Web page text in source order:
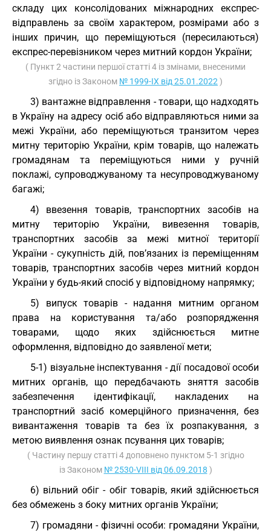
складу цих консолідованих міжнародних експрес-
відправлень за своїм характером, розмірами або з
інших причин, що переміщуються (пересилаються)
експрес-перевізником через митний кордон України;
( Пункт 2 частини першої статті 4 із змінами, внесеними
згідно із Законом № 1999-IX від 25.01.2022 )
3) вантажне відправлення - товари, що надходять
в Україну на адресу осіб або відправляються ними за
межі України, або переміщуються транзитом через
митну територію України, крім товарів, що належать
громадянам та переміщуються ними у ручній
поклажі, супроводжуваному та несупроводжуваному
багажі;
4) ввезення товарів, транспортних засобів на
митну територію України, вивезення товарів,
транспортних засобів за межі митної території
України - сукупність дій, пов’язаних із переміщенням
товарів, транспортних засобів через митний кордон
України у будь-який спосіб у відповідному напрямку;
5) випуск товарів - надання митним органом
права на користування та/або розпорядження
товарами, щодо яких здійснюється митне
оформлення, відповідно до заявленої мети;
5-1) візуальне інспектування - дії посадової особи
митних органів, що передбачають зняття засобів
забезпечення ідентифікації, накладених на
транспортний засіб комерційного призначення, без
вивантаження товарів та без їх розпакування, з
метою виявлення ознак псування цих товарів;
( Частину першу статті 4 доповнено пунктом 5-1 згідно
із Законом № 2530-VIII від 06.09.2018 )
6) вільний обіг - обіг товарів, який здійснюється
без обмежень з боку митних органів України;
7) громадяни - фізичні особи: громадяни України,